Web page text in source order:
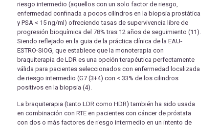
riesgo intermedio (aquellos con un solo factor de riesgo,
enfermedad confinada a pocos cilindros en la biopsia prostática
y PSA < 15 ng/ml) ofreciendo tasas de supervivencia libre de
progresión bioquímica del 78% tras 12 años de seguimiento (11).
Siendo reflejado en la guia de la práctica clínica de la EAU-
ESTRO-SIOG, que establece que la monoterapia con
braquiterapia de LDR es una opción terapéutica perfectamente
válida para pacientes seleccionados con enfermedad localizada
de riesgo intermedio (G7 (3+4) con < 33% de los cilindros
positivos en la biopsia (4).
La braquiterapia (tanto LDR como HDR) también ha sido usada
en combinación con RTE en pacientes con cáncer de próstata
con dos o más factores de riesgo intermedio en un intento de